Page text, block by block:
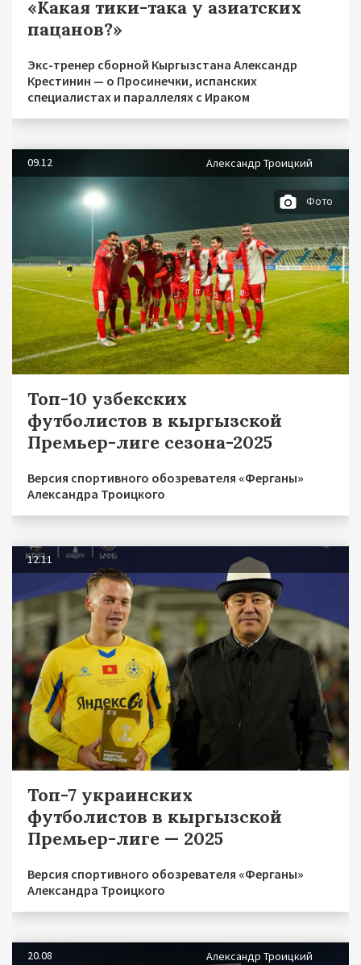
«Какая тики-така у азиатских
пацанов?»
Экс-тренер сборной Кыргызстана Александр
Крестинин — о Просинечки, испанских
специалистах и параллелях с Ираком
09.12 Александр Троицкий
Фото
Топ-10 узбекских
футболистов в кыргызской
Премьер-лиге сезона-2025
Версия спортивного обозревателя «Ферганы»
Александра Троицкого
12.11
Топ-7 украинских
футболистов в кыргызской
Премьер-лиге — 2025
Версия спортивного обозревателя «Ферганы»
Александра Троицкого
20.08 Александр Троицкий